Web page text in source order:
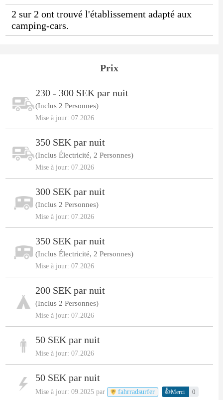
2 sur 2 ont trouvé l'établissement adapté aux
camping-cars.
Prix
230 - 300 SEK par nuit
(Inclus 2 Personnes)
Mise à jour: 07.2026
350 SEK par nuit
(Inclus Électricité, 2 Personnes)
Mise à jour: 07.2026
300 SEK par nuit
(Inclus 2 Personnes)
Mise à jour: 07.2026
350 SEK par nuit
(Inclus Électricité, 2 Personnes)
Mise à jour: 07.2026
200 SEK par nuit
(Inclus 2 Personnes)
Mise à jour: 07.2026
50 SEK par nuit
Mise à jour: 07.2026
50 SEK par nuit
Mise à jour: 09.2025 par fahrradsurfer 👍Merci 0